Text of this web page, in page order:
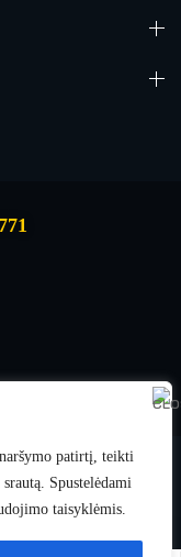
patirtį, teikti
Spustelėdami
taisyklėmis.